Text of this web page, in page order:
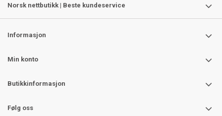
Norsk nettbutikk | Beste kundeservice
Informasjon
Min konto
Butikkinformasjon
Følg oss